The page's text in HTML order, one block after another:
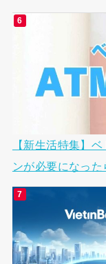
【新生活特集】
ンが必要になっ